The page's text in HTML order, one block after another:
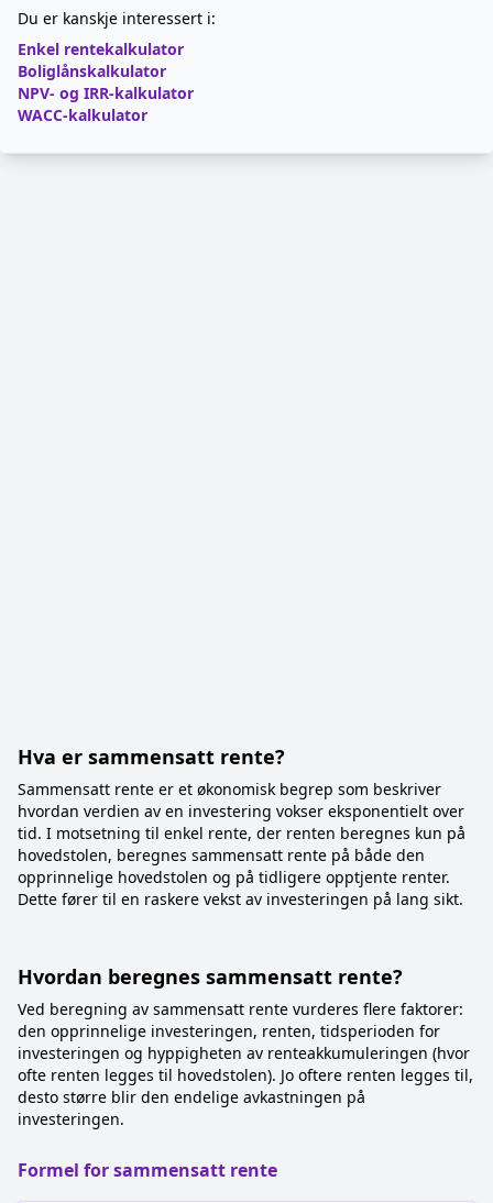
Du er kanskje interessert i:
Enkel rentekalkulator
Boliglånskalkulator
NPV- og IRR-kalkulator
WACC-kalkulator
Hva er sammensatt rente?
Sammensatt rente er et økonomisk begrep som beskriver
hvordan verdien av en investering vokser eksponentielt over
tid. I motsetning til enkel rente, der renten beregnes kun på
hovedstolen, beregnes sammensatt rente på både den
opprinnelige hovedstolen og på tidligere opptjente renter.
Dette fører til en raskere vekst av investeringen på lang sikt.
Hvordan beregnes sammensatt rente?
Ved beregning av sammensatt rente vurderes flere faktorer:
den opprinnelige investeringen, renten, tidsperioden for
investeringen og hyppigheten av renteakkumuleringen (hvor
ofte renten legges til hovedstolen). Jo oftere renten legges til,
desto større blir den endelige avkastningen på
investeringen.
Formel for sammensatt rente